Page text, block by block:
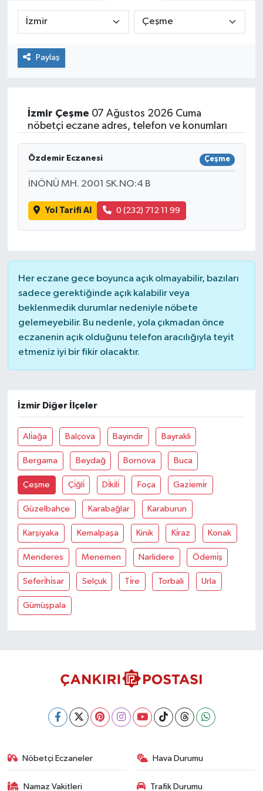
Paylaş
İzmir Çeşme 07 Ağustos 2026 Cuma
nöbetçi eczane adres, telefon ve konumları
Özdemir Eczanesi Çeşme
İNÖNÜ MH. 2001 SK.NO:4 B
Yol Tarifi Al 0 (232) 712 11 99
Her eczane gece boyunca açık olmayabilir, bazıları
sadece gerektiğinde açık kalabilir veya
beklenmedik durumlar nedeniyle nöbete
gelemeyebilir. Bu nedenle, yola çıkmadan önce
eczanenin açık olduğunu telefon aracılığıyla teyit
etmeniz iyi bir fikir olacaktır.
İzmir Diğer İlçeler
Ali̇ağa Balçova Bayindir Bayrakli
Bergama Beydağ Bornova Buca
Çeşme Çi̇ğli̇ Di̇ki̇li̇ Foça Gazi̇emi̇r
Güzelbahçe Karabağlar Karaburun
Karşiyaka Kemalpaşa Kinik Ki̇raz Konak
Menderes Menemen Narlidere Ödemi̇ş
Seferi̇hi̇sar Selçuk Ti̇re Torbali Urla
Gümüşpala
Nöbetçi Eczaneler Hava Durumu
Namaz Vakitleri Trafik Durumu
ÇEVRE
İLÇELER
KÜLTÜR
TURİZM
MAGAZİN
VEFAT
BİLİM&TEKNOLOJİ
BÖLGE
TÜRKİYE
DÜNYA